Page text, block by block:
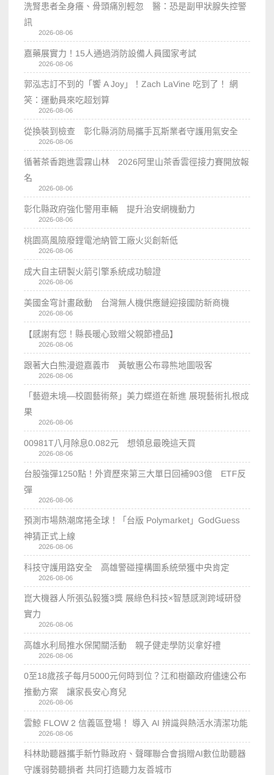
洗腎患者全身癢、骨頭痛別輕忽 醫：恐是副甲狀腺失控警
訊
2026-08-06
嘉藥展實力！15人通過消防設備人員國家考試
2026-08-06
郭泓志訂不到的「饗 A Joy」！Zach LaVine 吃到了！ 網
笑：運動員來吃超划算
2026-08-06
從換裝到檢查 彰化縣消防局攜手瓦斯業者守護用氣安全
2026-08-06
循著茶香跑進雲霧山林 2026阿里山茶香雲徑接力賽開放報
名
2026-08-06
彰化縣政府強化警用車輛 提升治安網機動力
2026-08-06
桃園高風險廢鋰電池納管工廠火災創新低
2026-08-06
成大自主研製火箭引擎系統成功驗證
2026-08-06
美國金穹計畫啟動 台灣無人機供應鏈迎接國防新商機
2026-08-06
【感謝有您！縣長暖心致贈父親節禮品】
2026-08-06
跟著大白熊漫遊嘉義市 黃敏惠公布尋熊地圖吸客
2026-08-06
「藝遊未境—校園藝術祭」美力蝶道在新進 展現藝術扎根成
果
2026-08-06
00981T八月除息0.082元 想領息最晚這天買
2026-08-06
台股強彈1250點！外資歷來第三大單日回補903億 ETF反
彈
2026-08-06
預測市場熱潮席捲全球！「台版 Polymarket」GodGuess
神猜正式上線
2026-08-06
科技守護用路安全 高雄警碰撞構圖系統榮獲中央肯定
2026-08-06
崑大機器人所張弘毅獲3獎 展綠色科技×智慧感測跨域研發
實力
2026-08-06
高雄水利局推水保闖關活動 親子健走學防災拿好禮
2026-08-06
0至18歲孩子每月5000元何時到位？江和樹籲政府儘速公布
推動方案 讓家長安心育兒
2026-08-06
雲鯨 FLOW 2 信義區登場！ 導入 AI 辨識與熱活水清潔功能
2026-08-06
科林助聽器攜手新竹縣政府、聲暉聯合會捐贈AI數位助聽器
守護弱勢聽損者 共同打造聽力友善城市